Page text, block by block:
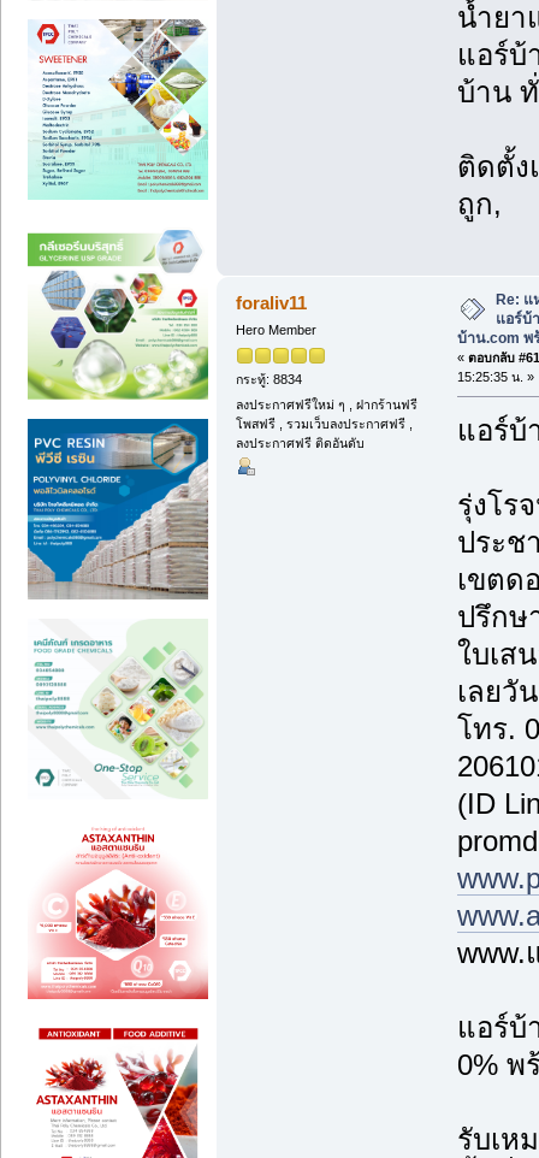
น้ำยา
แอร์บ้
บ้าน
ติดตั้ง
ถูก,
foraliv11
Hero Member
กระทู้: 8834
ลงประกาศฟรีใหม่ ๆ , ฝากร้านฟรี
โพสฟรี , รวมเว็บลงประกาศฟรี ,
ลงประกาศฟรี ติดอันดับ
Re: แ
แอร์บ้
บ้าน.com พ
« ตอบกลับ
15:25:35 น. »
แอร์บ้
รุ่งโร
ประช
เขตด
ปรึกษ
ใบเส
เลยวั
โทร.
(ID
www.
แอร์บ้
0% พ
รับเห